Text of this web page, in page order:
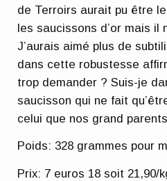
de Terroirs aurait pu être
les saucissons d’or mais il
J’aurais aimé plus de
dans cette robustesse
trop demander ? Suis-je
saucisson qui ne fait
celui que nos grand
Poids: 328 grammes pour
Prix: 7 euros 18 soit 21,90/